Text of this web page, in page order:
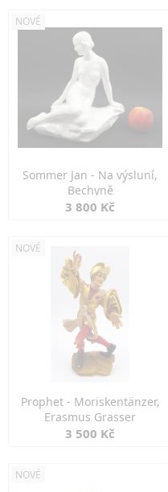
NOVÉ
Sommer Jan - Na výsluní,
Bechyně
3 800 Kč
NOVÉ
Prophet - Moriskentänzer,
Erasmus Grasser
3 500 Kč
NOVÉ